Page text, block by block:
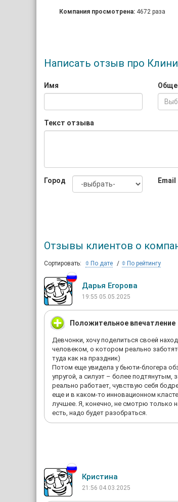
Компания просмотрена: 4672 раза
Написать отзыв про
Имя
Текст отзыва
Город Email
Отзывы клиентов о
Сортировать: По дате По рейтингу
Дарья Егорова
19:55 05.05.2025
Положительное впечатление
Девчонки, хочу поделиться своей
человеком, о котором реально
туда как на праздник)
Потом еще увидела у бьюти-блогера
упругой, а силуэт – более
реально работает, чувствую себя
еще и в каком-то инновационном
лучшее. Я, конечно, не смотрю только
есть, надо будет разобраться.
Кристина
21:56 04.03.2025